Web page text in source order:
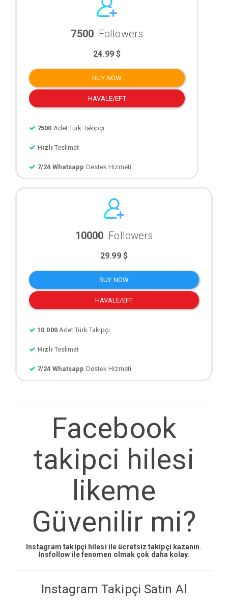
7500 Followers
24.99 $
BUY NOW
HAVALE/EFT
7500 Adet Türk Takipçi
Hızlı Teslimat
7/24 Whatsapp Destek Hizmeti
10000 Followers
29.99 $
BUY NOW
HAVALE/EFT
10.000 Adet Türk Takipçi
Hızlı Teslimat
7/24 Whatsapp Destek Hizmeti
Facebook
takipci hilesi
likeme
Güvenilir mi?
Instagram takipçi hilesi ile ücretsiz takipçi kazanın.
İnsfollow ile fenomen olmak çok daha kolay.
Instagram Takipçi Satın Al